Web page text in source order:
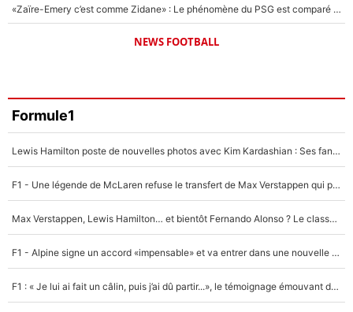
«Zaïre-Emery c’est comme Zidane» : Le phénomène du PSG est comparé à son nouveau sélectionneur... et ils vont se retrouver en Bleus !
NEWS FOOTBALL
Formule1
Lewis Hamilton poste de nouvelles photos avec Kim Kardashian : Ses fans le voient déjà redevenir champion du monde de F1 grâce à elle !
F1 - Une légende de McLaren refuse le transfert de Max Verstappen qui pourrait «faire des vagues» et plomber l'ambiance dans l'équipe
Max Verstappen, Lewis Hamilton… et bientôt Fernando Alonso ? Le classement des pilotes les mieux payés en Formule 1 risque de changer !
F1 - Alpine signe un accord «impensable» et va entrer dans une nouvelle dimension : Grande nouvelle pour Pierre Gasly !
F1 : « Je lui ai fait un câlin, puis j’ai dû partir...», le témoignage émouvant de Max Verstappen sur sa fille